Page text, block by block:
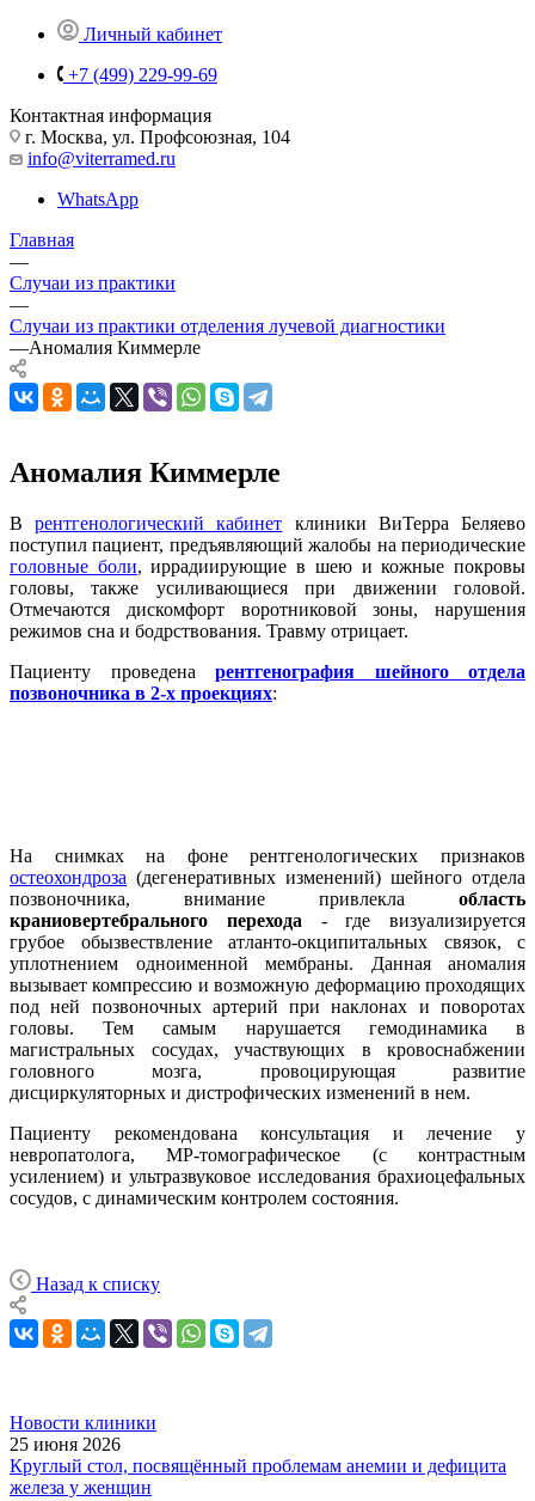
Личный кабинет
+7 (499) 229-99-69
Контактная информация
г. Москва, ул. Профсоюзная, 104
info@viterramed.ru
WhatsApp
Главная
—
Случаи из практики
—
Случаи из практики отделения лучевой диагностики
—Аномалия Киммерле
Аномалия Киммерле
Врентгенологический кабинет клиники ВиТерра Беляево
поступил пациент, предъявляющий жалобы на периодические
головные боли, иррадиирующие в шею и кожные покровы
головы, также усиливающиеся при движении головой.
Отмечаются дискомфорт воротниковой зоны, нарушения
режимов сна и бодрствования. Травму отрицает.
Пациенту проведена рентгенография шейного отдела
позвоночника в 2-х проекциях:
На снимках на фоне рентгенологических признаков
остеохондроза (дегенеративных изменений) шейного отдела
позвоночника, внимание привлекла область
краниовертебрального перехода - где визуализируется
грубое обызвествление атланто-окципитальных связок, с
уплотнением одноименной мембраны. Данная аномалия
вызывает компрессию и возможную деформацию проходящих
под ней позвоночных артерий при наклонах и поворотах
головы. Тем самым нарушается гемодинамика в
магистральных сосудах, участвующих в кровоснабжении
головного мозга, провоцирующая развитие
дисциркуляторных и дистрофических изменений в нем.
Пациенту рекомендована консультация и лечение у
невропатолога, МР-томографическое (с контрастным
усилением) и ультразвуковое исследования брахиоцефальных
сосудов, с динамическим контролем состояния.
Назад к списку
Новости клиники
25 июня 2026
Круглый стол, посвящённый проблемам анемии и дефицита
железа у женщин